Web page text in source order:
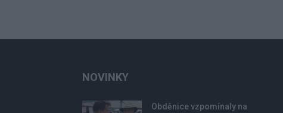
NOVINKY
Obděnice vzpomínaly na